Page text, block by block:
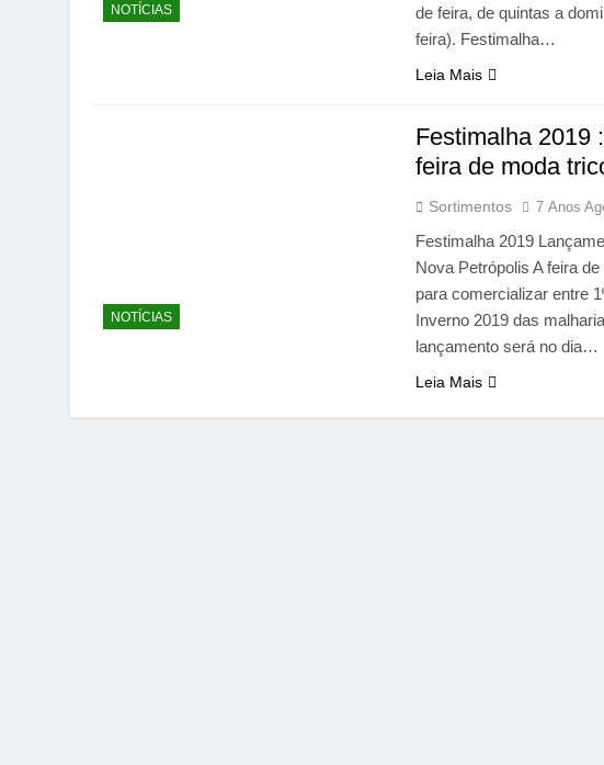
NOTÍCIAS
de feira, de quintas a
feira). Festimalha…
Leia Mais
NOTÍCIAS
Festimalha 2019
feira de moda
Sortimentos 7 Anos
Festimalha 2019
Nova Petrópolis A feira
para comercializar entre
Inverno 2019 das
lançamento será no dia…
Leia Mais